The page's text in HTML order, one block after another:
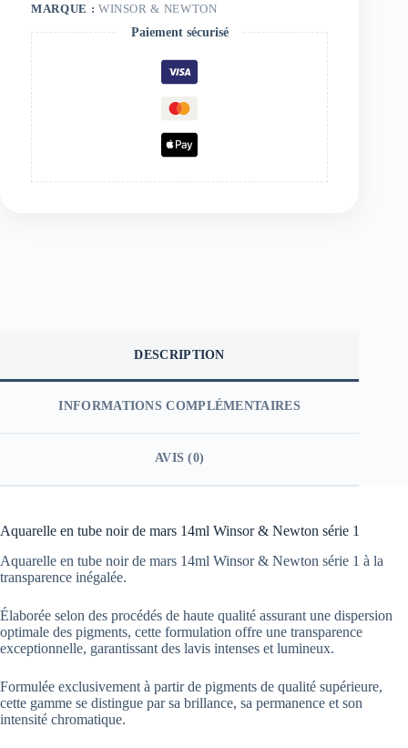
MARQUE : WINSOR & NEWTON
Paiement sécurisé
DESCRIPTION
INFORMATIONS COMPLÉMENTAIRES
AVIS (0)
Aquarelle en tube noir de mars 14ml Winsor & Newton série 1
Aquarelle en tube noir de mars 14ml Winsor & Newton série 1 à la
transparence inégalée.
Élaborée selon des procédés de haute qualité assurant une dispersion
optimale des pigments, cette formulation offre une transparence
exceptionnelle, garantissant des lavis intenses et lumineux.
Formulée exclusivement à partir de pigments de qualité supérieure,
cette gamme se distingue par sa brillance, sa permanence et son
intensité chromatique.